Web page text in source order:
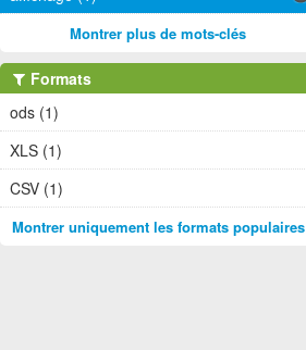
Montrer plus de mots-clés
Formats
ods (1)
XLS (1)
CSV (1)
Montrer uniquement les formats populaires